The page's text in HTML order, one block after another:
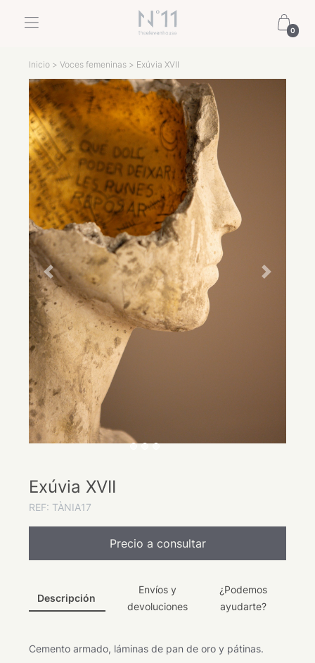
0
Inicio >Voces femeninas > Exúvia XVII
Previous Next
Exúvia XVII
REF: TÀNIA17
Precio a consultar
Descripción
Envíos y
devoluciones
¿Podemos
ayudarte?
Cemento armado, láminas de pan de oro y pátinas.